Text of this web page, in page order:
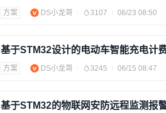
方案 DS小龙哥 3107 06/23 08:50
基于STM32设计的电动车智能充电计
方案 DS小龙哥 3245 06/15 08:47